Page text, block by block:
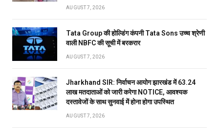
AUGUST 7, 2026
Tata Group की होल्डिंग कंपनी Tata Sons उच्च श्रेणी
वाली NBFC की सूची में बरकरार
AUGUST 7, 2026
Jharkhand SIR: निर्वाचन आयोग झारखंड में 63.24
लाख मतदाताओं को जारी करेगा NOTICE, आवश्यक
दस्तावेजों के साथ सुनवाई में होना होगा उपस्थित
AUGUST 7, 2026